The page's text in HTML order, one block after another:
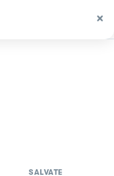
SALVATE